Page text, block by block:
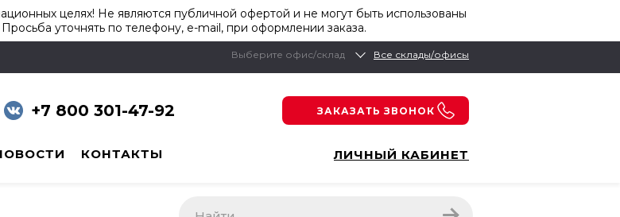
целях! Не являются публичной офертой и не могут быть использованы
уточнять по телефону, e-mail, при оформлении заказа.
Выберите офис/склад Все склады/офисы
+7 800 301-47-92 ЗАКАЗАТЬ ЗВОНОК
КОНТАКТЫ ЛИЧНЫЙ КАБИНЕТ